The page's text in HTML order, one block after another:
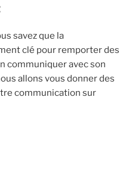
savez que la
clé pour remporter des
communiquer avec son
allons vous donner des
communication sur